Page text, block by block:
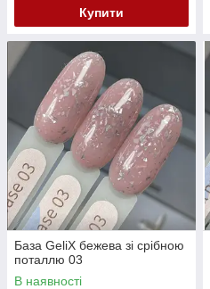
Купити
База GeliX бежева зі срібною
поталлю 03
В наявності